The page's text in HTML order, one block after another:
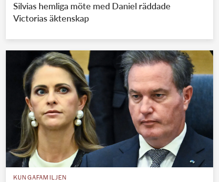
Silvias hemliga möte med Daniel räddade
Victorias äktenskap
KUNGAFAMILJEN